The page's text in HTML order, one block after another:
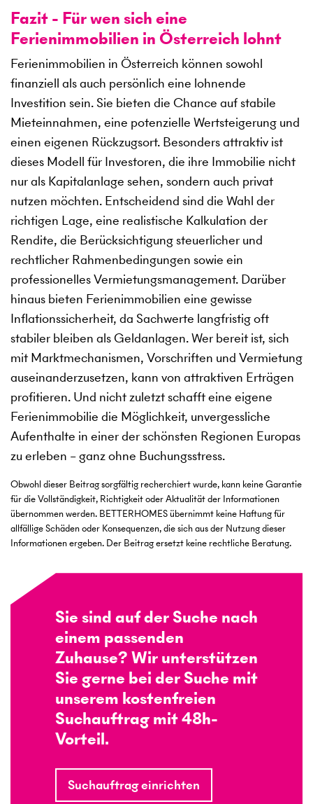
Fazit - Für wen sich eine
Ferienimmobilien in Österreich lohnt
Ferienimmobilien in Österreich können sowohl
finanziell als auch persönlich eine lohnende
Investition sein. Sie bieten die Chance auf stabile
Mieteinnahmen, eine potenzielle Wertsteigerung und
einen eigenen Rückzugsort. Besonders attraktiv ist
dieses Modell für Investoren, die ihre Immobilie nicht
nur als Kapitalanlage sehen, sondern auch privat
nutzen möchten. Entscheidend sind die Wahl der
richtigen Lage, eine realistische Kalkulation der
Rendite, die Berücksichtigung steuerlicher und
rechtlicher Rahmenbedingungen sowie ein
professionelles Vermietungsmanagement. Darüber
hinaus bieten Ferienimmobilien eine gewisse
Inflationssicherheit, da Sachwerte langfristig oft
stabiler bleiben als Geldanlagen. Wer bereit ist, sich
mit Marktmechanismen, Vorschriften und Vermietung
auseinanderzusetzen, kann von attraktiven Erträgen
profitieren. Und nicht zuletzt schafft eine eigene
Ferienimmobilie die Möglichkeit, unvergessliche
Aufenthalte in einer der schönsten Regionen Europas
zu erleben – ganz ohne Buchungsstress.
Obwohl dieser Beitrag sorgfältig recherchiert wurde, kann keine Garantie
für die Vollständigkeit, Richtigkeit oder Aktualität der Informationen
übernommen werden. BETTERHOMES übernimmt keine Haftung für
allfällige Schäden oder Konsequenzen, die sich aus der Nutzung dieser
Informationen ergeben. Der Beitrag ersetzt keine rechtliche Beratung.
Sie sind auf der Suche nach
einem passenden
Zuhause? Wir unterstützen
Sie gerne bei der Suche mit
unserem kostenfreien
Suchauftrag mit 48h-
Vorteil.
Suchauftrag einrichten